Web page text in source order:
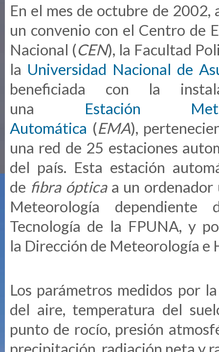
En el mes de octubre de 2002,
un convenio con el Centro de
Nacional (CEN), la Facultad
la Universidad Nacional de
beneficiada con la
una Estación
Automática (EMA),
una red de 25 estaciones
del país. Esta estación
de fibra ópticaa un ordenador
Meteorología
Tecnología de la FPUNA, y
la Dirección de Meteorología e
Los parámetros medidos por
del aire, temperatura del
punto de rocío, presión